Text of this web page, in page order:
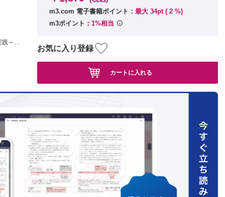
践～…
は？…
茂
m3.com 電子書籍ポイント： 最大 34pt ( 2 %)
m3ポイント： 1%相当
お気に入り登録
カートに入れる